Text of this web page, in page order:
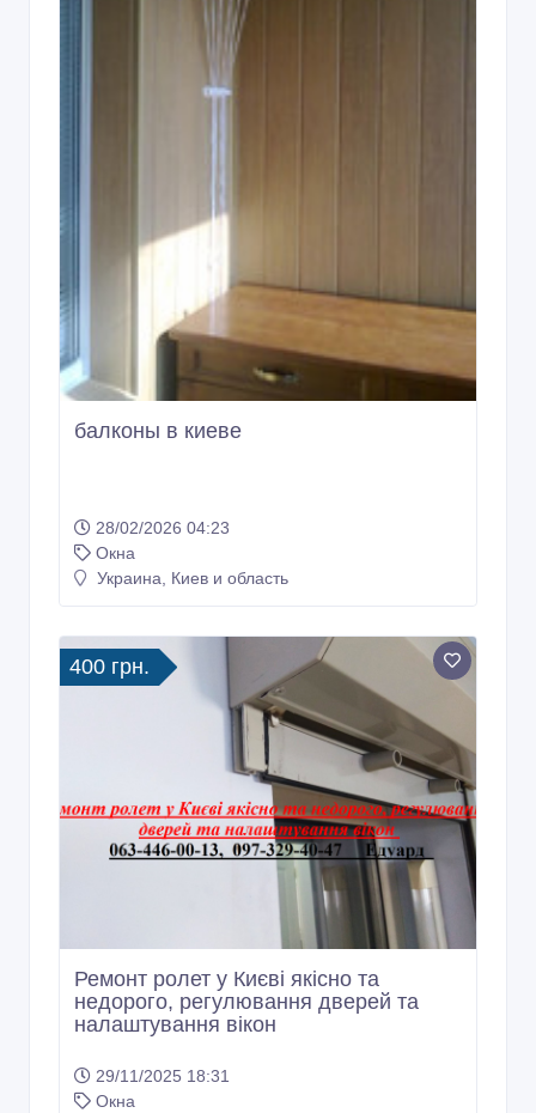
балконы в киеве
28/02/2026 04:23
Окна
Украина, Киев и область
400 грн.
Ремонт ролет у Києві якісно та
недорого, регулювання дверей та
налаштування вікон
29/11/2025 18:31
Окна